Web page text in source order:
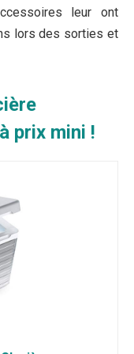
leur ont
lors des sorties et
prix mini !